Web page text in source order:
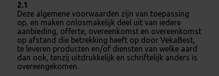
2.1
Deze algemene voorwaarden zijn van toepassing
op, en maken onlosmakelijk deel uit van iedere
aanbieding, offerte, overeenkomst en overeenkomst
op afstand die betrekking heeft op door VekaBest,
te leveren producten en/of diensten van welke aard
dan ook, tenzij uitdrukkelijk en schriftelijk anders is
overeengekomen.